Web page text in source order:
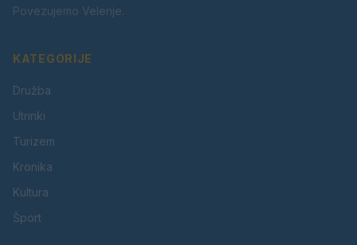
Povezujemo Velenje.
KATEGORIJE
Družba
Utrinki
Turizem
Kronika
Kultura
Šport